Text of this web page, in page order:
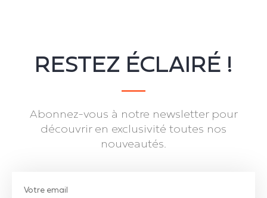
RESTEZ ÉCLAIRÉ !
Abonnez-vous à notre newsletter pour
découvrir en exclusivité toutes nos
nouveautés.